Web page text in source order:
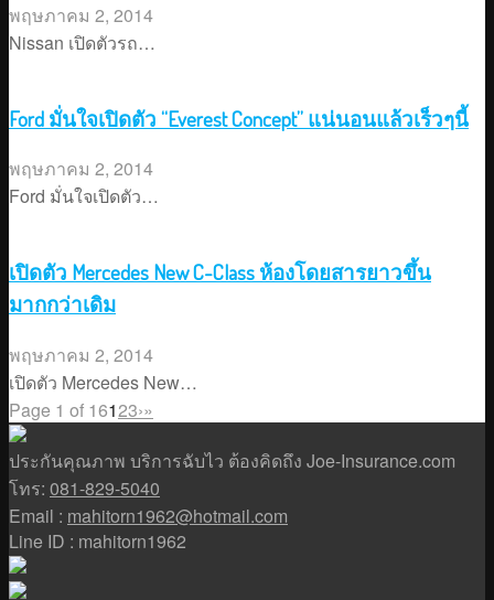
พฤษภาคม 2, 2014
Nissan เปิดตัวรถ…
Ford มั่นใจเปิดตัว “Everest Concept” แน่นอนแล้วเร็วๆนี้
พฤษภาคม 2, 2014
Ford มั่นใจเปิดตัว…
เปิดตัว Mercedes New C-Class ห้องโดยสารยาวขึ้น
มากกว่าเดิม
พฤษภาคม 2, 2014
เปิดตัว Mercedes New…
Page 1 of 16123›»
ประกันคุณภาพ บริการฉับไว ต้องคิดถึง Joe-Insurance.com
โทร: 081-829-5040
Email : mahitorn1962@hotmail.com
Line ID : mahitorn1962